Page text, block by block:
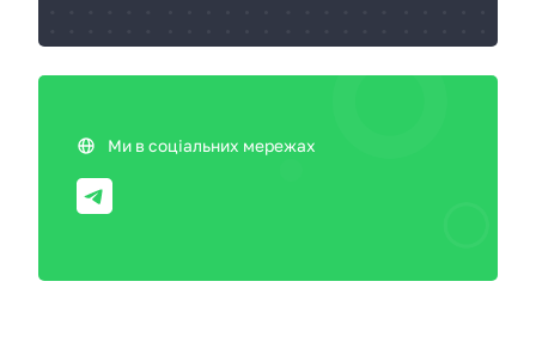
Ми в соціальних мережах